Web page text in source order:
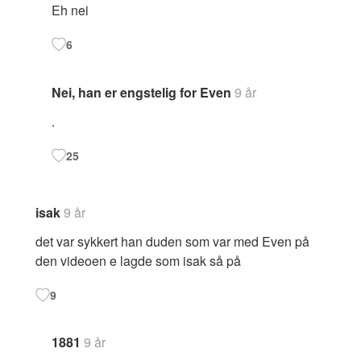
Eh nei
6
Nei, han er engstelig for Even 9 år
.
25
isak9 år
det var sykkert han duden som var med Even på
den videoen e lagde som isak så på
9
1881 9 år